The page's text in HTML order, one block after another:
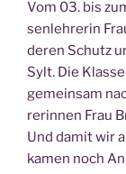
Vom 03. bis
sen­leh­re­rin
de­ren Schutz
Sylt. Die
gemein­sam
re­rin­nen Frau
Und damit wir
kamen noch